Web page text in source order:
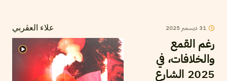
علاء العڤربي 31 ديسمبر 2025
رغم القمع
والخلافات، في
2025 الشارع